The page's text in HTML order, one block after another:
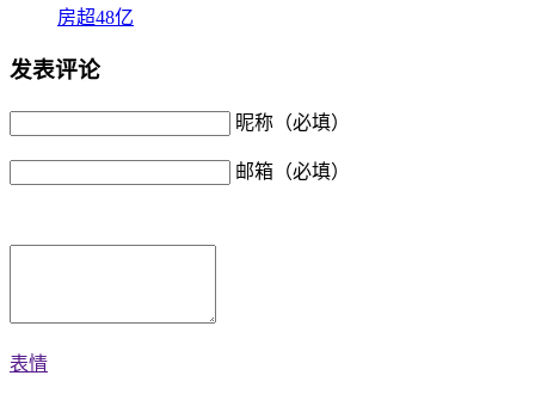
房超48亿
发表评论
昵称（必填）
邮箱（必填）
表情